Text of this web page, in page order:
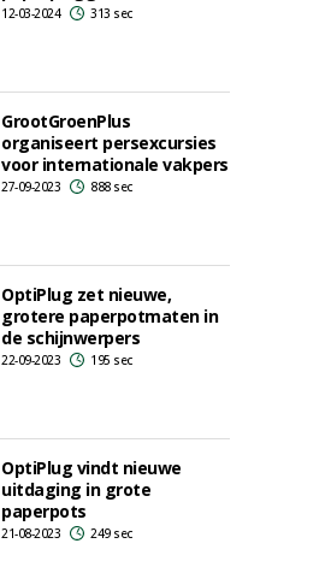
12-03-2024 313 sec
GrootGroenPlus
organiseert persexcursies
voor internationale vakpers
27-09-2023 888 sec
OptiPlug zet nieuwe,
grotere paperpotmaten in
de schijnwerpers
22-09-2023 195 sec
OptiPlug vindt nieuwe
uitdaging in grote
paperpots
21-08-2023 249 sec